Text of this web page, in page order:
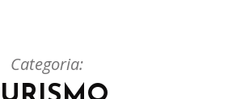
Categoria: